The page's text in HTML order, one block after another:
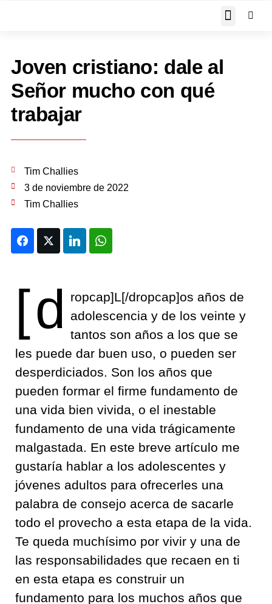
Joven cristiano: dale al
Señor mucho con qué
trabajar
Tim Challies
3 de noviembre de 2022
Tim Challies
FacebookTwitter LinkedIn
[d
ropcap]L[/dropcap]os años de
adolescencia y de los veinte y
tantos son años a los que se
les puede dar buen uso, o pueden ser
desperdiciados. Son los años que
pueden formar el firme fundamento de
una vida bien vivida, o el inestable
fundamento de una vida trágicamente
malgastada. En este breve artículo me
gustaría hablar a los adolescentes y
jóvenes adultos para ofrecerles una
palabra de consejo acerca de sacarle
todo el provecho a esta etapa de la vida.
Te queda muchísimo por vivir y una de
las responsabilidades que recaen en ti
en esta etapa es construir un
fundamento para los muchos años que